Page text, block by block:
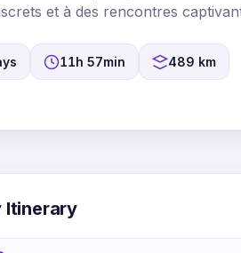
et à des rencontres
11h 57min 489 km
Itinerary